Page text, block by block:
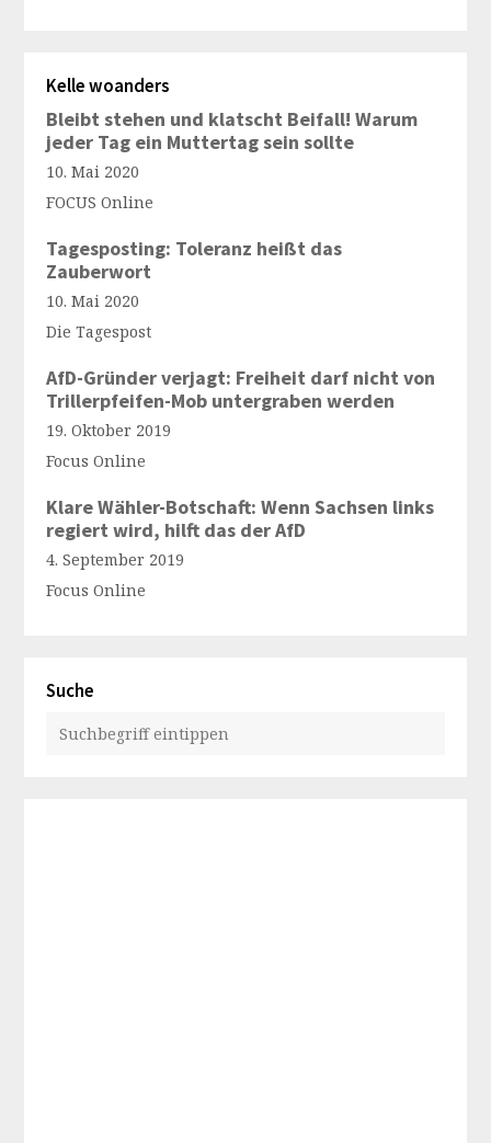
Kelle woanders
Bleibt stehen und klatscht Beifall! Warum
jeder Tag ein Muttertag sein sollte
10. Mai 2020
FOCUS Online
Tagesposting: Toleranz heißt das
Zauberwort
10. Mai 2020
Die Tagespost
AfD-Gründer verjagt: Freiheit darf nicht von
Trillerpfeifen-Mob untergraben werden
19. Oktober 2019
Focus Online
Klare Wähler-Botschaft: Wenn Sachsen links
regiert wird, hilft das der AfD
4. September 2019
Focus Online
Suche